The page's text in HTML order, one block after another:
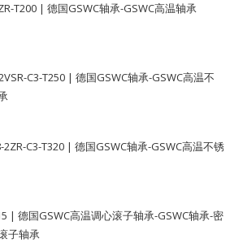
T200 | 德国GSWC轴承-GSWC高温轴承
C3-T250 | 德国GSWC轴承-GSWC高温不
2ZR-C3-T320 | 德国GSWC轴承-GSWC高温不锈
| 德国GSWC高温调心滚子轴承-GSWC轴承-密
子轴承